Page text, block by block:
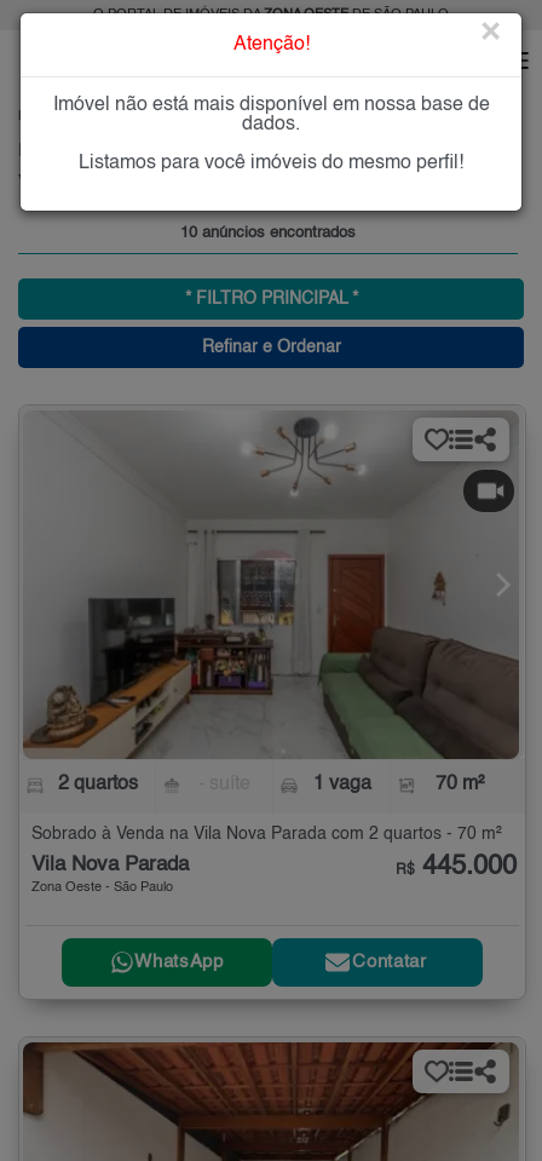
O PORTAL DE IMÓVEIS DAZONA OESTEDE SÃO PAULO
VILA NOVA PARADA
Imóveis à Venda na Vila Nova Parada, Zona Oeste, SP
Vila Nova Parada, Zona Oeste
10 anúncios encontrados
* FILTRO PRINCIPAL *
Refinar e Ordenar
2 quartos 1 vaga 70 m²
Sobrado à Venda na Vila Nova Parada com 2 quartos - 70 m²
Vila Nova Parada
Zona Oeste - São Paulo
R$ 445.000
WhatsApp Contatar
Atenção! ×
Imóvel não está mais disponível em nossa base de
dados.
Listamos para você imóveis do mesmo perfil!